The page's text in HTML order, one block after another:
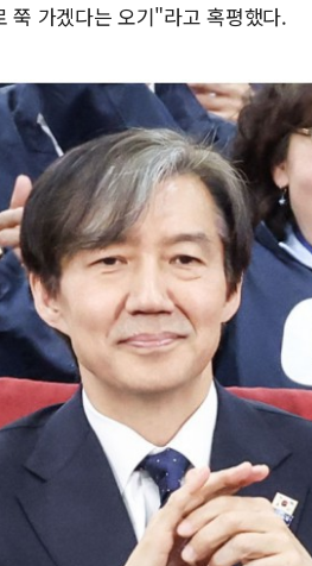
쭉 가겠다는 오기"라고 혹평했다.